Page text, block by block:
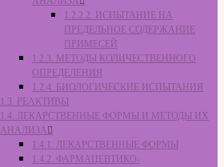
1.2.2.2. ИСПЫТАНИЕ НА
ПРЕДЕЛЬНОЕ СОДЕРЖАНИЕ
ПРИМЕСЕЙ
1.2.3. МЕТОДЫ КОЛИЧЕСТВЕННОГО
ОПРЕДЕЛЕНИЯ
1.2.4. БИОЛОГИЧЕСКИЕ ИСПЫТАНИЯ
1.3. РЕАКТИВЫ
1.4. ЛЕКАРСТВЕННЫЕ ФОРМЫ И МЕТОДЫ ИХ
АНАЛИЗА
1.4.1. ЛЕКАРСТВЕННЫЕ ФОРМЫ
1.4.2. ФАРМАЦЕВТИКО-